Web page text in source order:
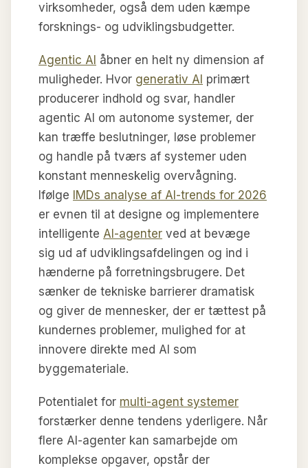
virksomheder, også dem uden kæmpe
forsknings- og udviklingsbudgetter.
Agentic AI åbner en helt ny dimension af
muligheder. Hvor generativ AI primært
producerer indhold og svar, handler
agentic AI om autonome systemer, der
kan træffe beslutninger, løse problemer
og handle på tværs af systemer uden
konstant menneskelig overvågning.
Ifølge IMDs analyse af AI-trends for 2026
er evnen til at designe og implementere
intelligente AI-agenter ved at bevæge
sig ud af udviklingsafdelingen og ind i
hænderne på forretningsbrugere. Det
sænker de tekniske barrierer dramatisk
og giver de mennesker, der er tættest på
kundernes problemer, mulighed for at
innovere direkte med AI som
byggemateriale.
Potentialet for multi-agent systemer
forstærker denne tendens yderligere. Når
flere AI-agenter kan samarbejde om
komplekse opgaver, opstår der